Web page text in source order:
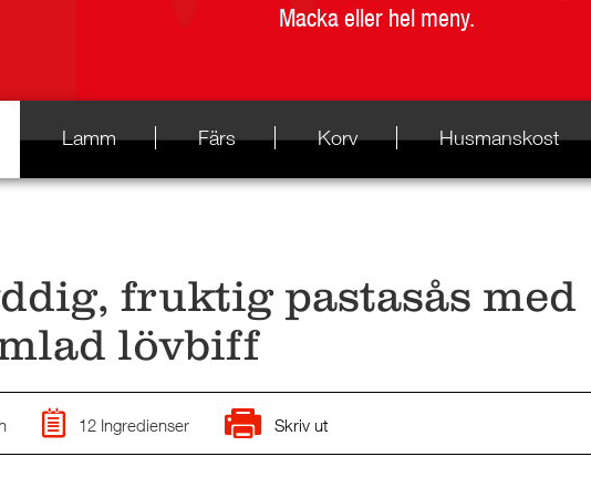
Macka eller hel meny.
Lamm Färs Korv Husmanskost
fruktig pastasås med
lövbiff
12 Ingredienser Skriv ut